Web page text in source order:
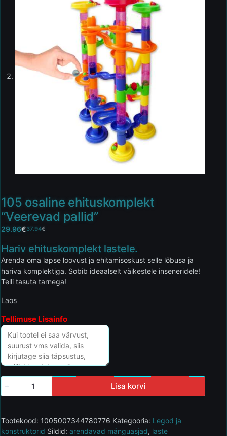
105 osaline ehituskomplekt
“Veerevad pallid”
37.94€
29.96€
Hariv ehituskomplekt lastele.
Arenda oma lapse loovust ja ehitamisoskust selle lõbusa ja
hariva komplektiga. Sobib ideaalselt väikestele inseneridele!
Telli tasuta tarnega!
Laos
Tellimuse Lisainfo
Lisa korvi
Tootekood: 1005007344780776 Kategooria: Legod ja
konstruktorid Sildid: arendavad mänguasjad, laste